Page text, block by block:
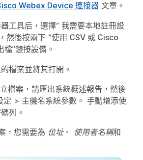
Webex Device 連接器 文章。
工具后，選擇“ 我需要本地註冊設
然後按兩下 “使用 CSV 或 Cisco
檔”鏈接設備。
檔案並將其打開。
檔案，請匯出系統概述報告，然後
定 > 主機名系統參數 。 手動增添使
列。
，您需要為 位址、 使用者名稱和